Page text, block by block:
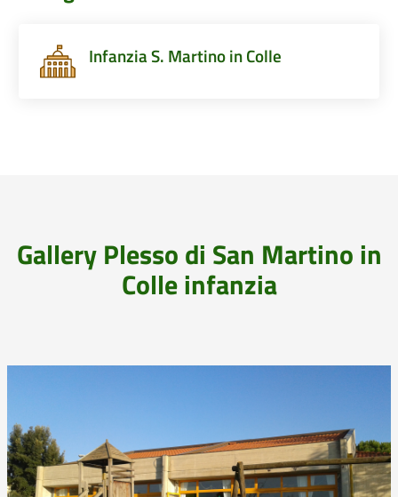
Infanzia S. Martino in Colle
Gallery Plesso di San Martino in
Colle infanzia